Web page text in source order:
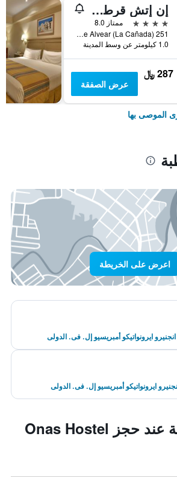
إن إتش قرطبة بانوراما
4 نجوم
ممتاز 8.0
Marcelo T. de Alvear (La Cañada) 251, قرطبة, محافظة كوردوبا, الأرجنتين
1.0 كيلومتر عن وسط المدينة
287 ﷼
عرض الصفقة
الموصى بها
اعرض على الخريطة
ايرونواتيكو أمبريسيو إل. فى. الدولى
ايرونواتيكو أمبريسيو إل. فى. الدولى
الأسئلة الشائعة عند حجز Onas Hostel